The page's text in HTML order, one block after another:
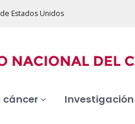
Estados Unidos
cáncer Investigación